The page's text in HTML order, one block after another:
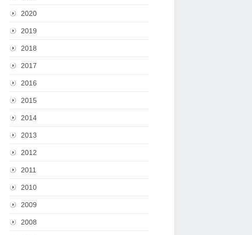
2020
2019
2018
2017
2016
2015
2014
2013
2012
2011
2010
2009
2008